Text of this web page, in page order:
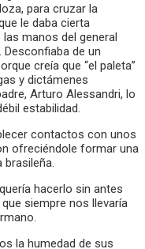
para cruzar la
le daba cierta
manos del general
Desconfiaba de un
creía que “el paleta”
y dictámenes
Arturo Alessandri, lo
estabilidad.
contactos con unos
ofreciéndole formar una
brasileña.
hacerlo sin antes
siempre nos llevaría
la humedad de sus